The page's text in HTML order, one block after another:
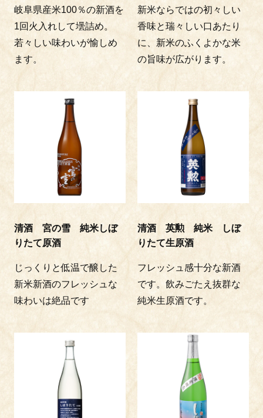
岐阜県産米100％の新酒を
1回火入れして壜詰め。
若々しい味わいが愉しめ
ます。
新米ならではの初々しい
香味と瑞々しい口あたり
に、新米のふくよかな米
の旨味が広がります。
清酒 宮の雪 純米しぼ
りたて原酒
じっくりと低温で醸した
新米新酒のフレッシュな
味わいは絶品です
清酒 英勲 純米 しぼ
りたて生原酒
フレッシュ感十分な新酒
です。飲みごたえ抜群な
純米生原酒です。